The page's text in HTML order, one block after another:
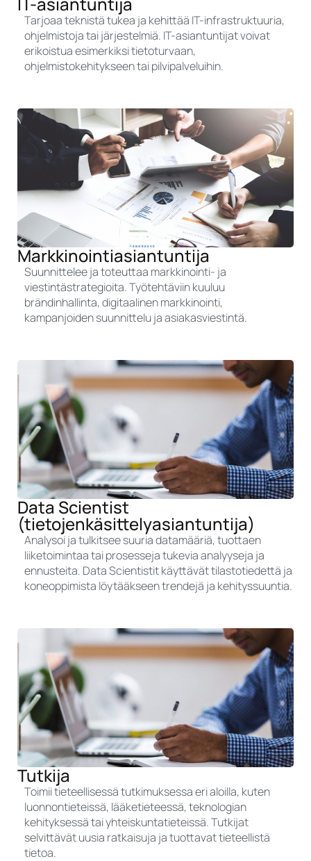
Tarjoaa teknistä tukea ja kehittää IT-infrastruktuuria,
ohjelmistoja tai järjestelmiä. IT-asiantuntijat voivat
erikoistua esimerkiksi tietoturvaan,
ohjelmistokehitykseen tai pilvipalveluihin.
Markkinointiasiantuntija
Suunnittelee ja toteuttaa markkinointi- ja
viestintästrategioita. Työtehtäviin kuuluu
brändinhallinta, digitaalinen markkinointi,
kampanjoiden suunnittelu ja asiakasviestintä.
Data Scientist
(tietojenkäsittelyasiantuntija)
Analysoi ja tulkitsee suuria datamääriä, tuottaen
liiketoimintaa tai prosesseja tukevia analyyseja ja
ennusteita. Data Scientistit käyttävät tilastotiedettä ja
koneoppimista löytääkseen trendejä ja kehityssuuntia.
Tutkija
Toimii tieteellisessä tutkimuksessa eri aloilla, kuten
luonnontieteissä, lääketieteessä, teknologian
kehityksessä tai yhteiskuntatieteissä. Tutkijat
selvittävät uusia ratkaisuja ja tuottavat tieteellistä
tietoa.